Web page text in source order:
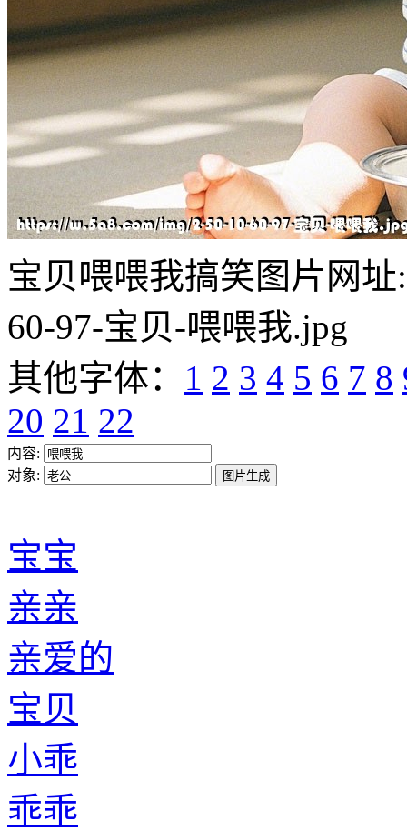
宝贝喂喂我搞笑图片网址
60-97-宝贝-喂喂我.jpg
其他字体： 1 2 3 4 5 6 7 8
20 21 22
内容:
对象:
宝宝
亲亲
亲爱的
宝贝
小乖
乖乖